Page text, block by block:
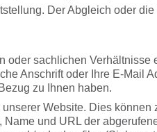
Der Abgleich oder
oder sachlichen Verhältnisse
Anschrift oder Ihre E-Mail
zu Ihnen haben.
Website. Dies können
und URL der